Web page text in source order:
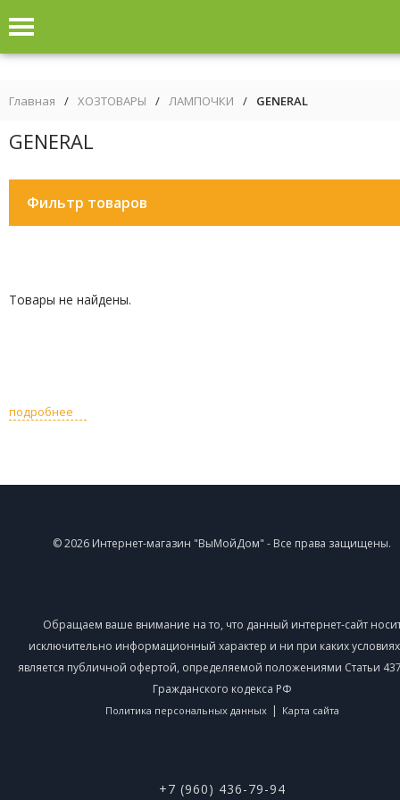
Главная / ХОЗТОВАРЫ / ЛАМПОЧКИ / GENERAL
GENERAL
Фильтр товаров
Товары не найдены.
подробнее
© 2026 Интернет-магазин "ВыМойДом" - Все права защищены.
Обращаем ваше внимание на то, что данный интернет-сайт
исключительно информационный характер и ни при каких
является публичной офертой, определяемой положениями Статьи
Гражданского кодекса РФ
Политика персональных данных | Карта сайта
+7 (960) 436-79-94